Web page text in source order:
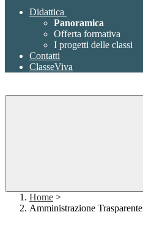
Didattica
Panoramica
Offerta formativa
I progetti delle classi
Contatti
ClasseViva
Home >
Amministrazione Trasparente